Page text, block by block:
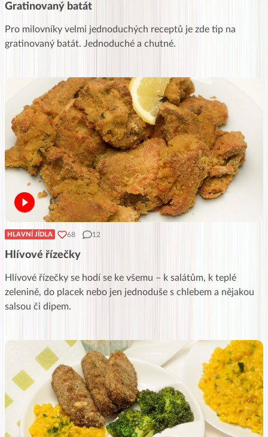
Gratinovaný batát
Pro milovníky velmi jednoduchých receptů je zde tip na
gratinovaný batát. Jednoduché a chutné.
HLAVNÍ JÍDLA 68 12
Hlívové řízečky
Hlívové řízečky se hodí se ke všemu – k salátům, k teplé
zelenině, do placek nebo jen jednoduše s chlebem a nějakou
salsou či dipem.